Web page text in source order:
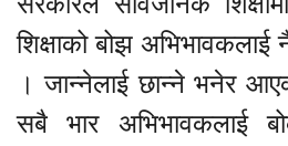
शिक्षाको बोझ
। जान्नेलाई छान्ने भनेर
सबै भार अभिभावकलाई